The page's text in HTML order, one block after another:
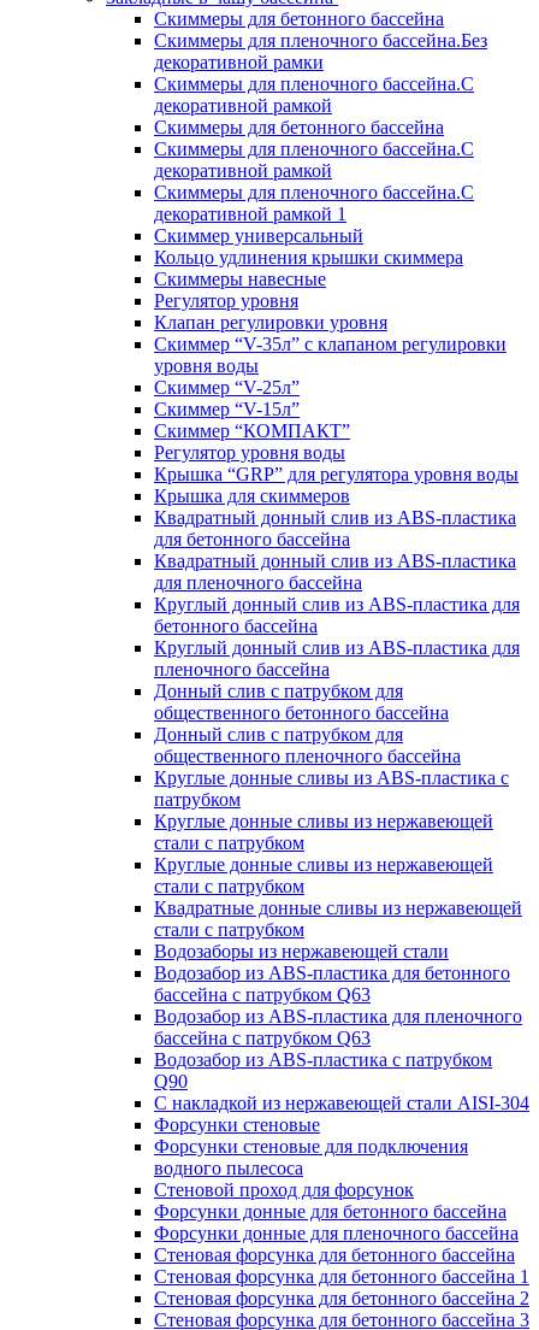
Скиммеры для бетонного бассейна
Скиммеры для пленочного бассейна.Без
декоративной рамки
Скиммеры для пленочного бассейна.С
декоративной рамкой
Скиммеры для бетонного бассейна
Скиммеры для пленочного бассейна.С
декоративной рамкой
Скиммеры для пленочного бассейна.С
декоративной рамкой 1
Скиммер универсальный
Кольцо удлинения крышки скиммера
Скиммеры навесные
Регулятор уровня
Клапан регулировки уровня
Скиммер “V-35л” с клапаном регулировки
уровня воды
Скиммер “V-25л”
Скиммер “V-15л”
Скиммер “КОМПАКТ”
Регулятор уровня воды
Крышка “GRP” для регулятора уровня воды
Крышка для скиммеров
Квадратный донный слив из ABS-пластика
для бетонного бассейна
Квадратный донный слив из ABS-пластика
для пленочного бассейна
Круглый донный слив из ABS-пластика для
бетонного бассейна
Круглый донный слив из ABS-пластика для
пленочного бассейна
Донный слив с патрубком для
общественного бетонного бассейна
Донный слив с патрубком для
общественного пленочного бассейна
Круглые донные сливы из ABS-пластика с
патрубком
Круглые донные сливы из нержавеющей
стали с патрубком
Круглые донные сливы из нержавеющей
стали с патрубком
Квадратные донные сливы из нержавеющей
стали с патрубком
Водозаборы из нержавеющей стали
Водозабор из ABS-пластика для бетонного
бассейна с патрубком Q63
Водозабор из ABS-пластика для пленочного
бассейна с патрубком Q63
Водозабор из ABS-пластика с патрубком
Q90
С накладкой из нержавеющей стали AISI-304
Форсунки стеновые
Форсунки стеновые для подключения
водного пылесоса
Стеновой проход для форсунок
Форсунки донные для бетонного бассейна
Форсунки донные для пленочного бассейна
Стеновая форсунка для бетонного бассейна
Стеновая форсунка для бетонного бассейна 1
Стеновая форсунка для бетонного бассейна 2
Стеновая форсунка для бетонного бассейна 3